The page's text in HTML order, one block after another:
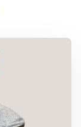
we sterk